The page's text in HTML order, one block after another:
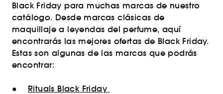
Black Friday para muchas marcas de nuestro
catálogo. Desde marcas clásicas de
maquillaje a leyendas del perfume, aquí
encontrarás las mejores ofertas de Black Friday.
Estas son algunas de las marcas que podrás
encontrar:
● Rituals Black Friday